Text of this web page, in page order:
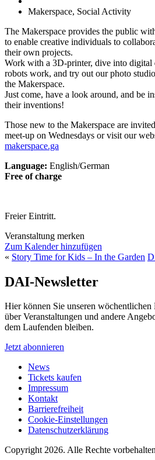
Makerspace, Social Activity
The Makerspace provides the public
to enable creative individuals to
their own projects.
Work with a 3D-printer, dive into digital
robots work, and try out our photo
the Makerspace.
Just come, have a look around, and be
their inventions!
Those new to the Makerspace are
meet-up on Wednesdays or visit our
makerspace.ga
Language: English/German
Free of charge
Freier Eintritt.
Veranstaltung merken
Zum Kalender hinzufügen
« Story Time for Kids – In the Garden
DAI-Newsletter
Hier können Sie unseren
über Veranstaltungen und andere
dem Laufenden bleiben.
Jetzt abonnieren
News
Tickets kaufen
Impressum
Kontakt
Barrierefreiheit
Cookie-Einstellungen
Datenschutzerklärung
Copyright 2026. Alle Rechte